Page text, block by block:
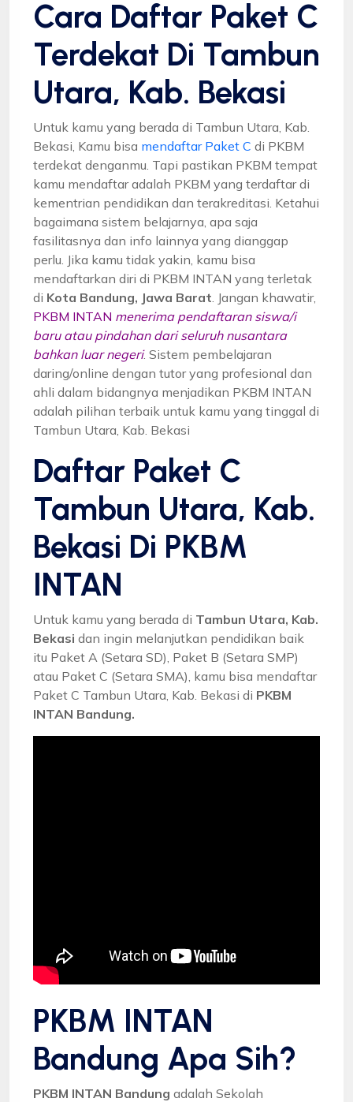
Cara Daftar Paket C
Terdekat Di Tambun
Utara, Kab. Bekasi
Untuk kamu yang berada di Tambun Utara, Kab.
Bekasi, Kamu bisa mendaftar Paket C di PKBM
terdekat denganmu. Tapi pastikan PKBM tempat
kamu mendaftar adalah PKBM yang terdaftar di
kementrian pendidikan dan terakreditasi. Ketahui
bagaimana sistem belajarnya, apa saja
fasilitasnya dan info lainnya yang dianggap
perlu. Jika kamu tidak yakin, kamu bisa
mendaftarkan diri di PKBM INTAN yang terletak
di Kota Bandung, Jawa Barat . Jangan khawatir,
PKBM INTAN menerima pendaftaran siswa/i
baru atau pindahan dari seluruh nusantara
bahkan luar negeri. Sistem pembelajaran
daring/online dengan tutor yang profesional dan
ahli dalam bidangnya menjadikan PKBM INTAN
adalah pilihan terbaik untuk kamu yang tinggal di
Tambun Utara, Kab. Bekasi
Daftar Paket C
Tambun Utara, Kab.
Bekasi Di PKBM
INTAN
Untuk kamu yang berada di Tambun Utara, Kab.
Bekasi dan ingin melanjutkan pendidikan baik
itu Paket A (Setara SD), Paket B (Setara SMP)
atau Paket C (Setara SMA), kamu bisa mendaftar
Paket C Tambun Utara, Kab. Bekasi di PKBM
INTAN Bandung.
PKBM INTAN
Bandung Apa Sih?
PKBM INTAN Bandung adalah Sekolah